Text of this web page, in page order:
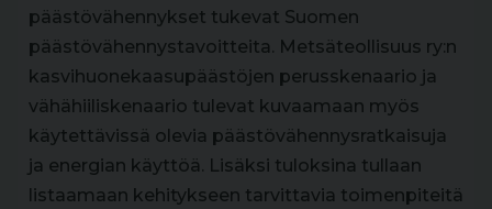
päästövähennykset tukevat Suomen
päästövähennystavoitteita. Metsäteollisuus ry:n
kasvihuonekaasupäästöjen perusskenaario ja
vähähiiliskenaario tulevat kuvaamaan myös
käytettävissä olevia päästövähennysratkaisuja
ja energian käyttöä. Lisäksi tuloksina tullaan
listaamaan kehitykseen tarvittavia toimenpiteitä